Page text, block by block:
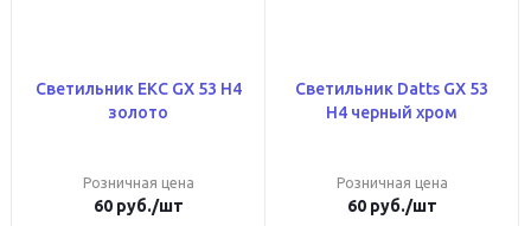
Светильник ЕКС GX 53 Н4
золото
Розничная цена
60руб./шт
Светильник Datts GX 53
Н4 черный хром
Розничная цена
60руб./шт